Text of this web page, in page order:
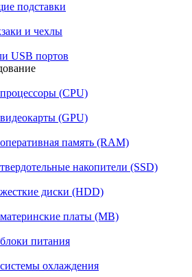
подставки
и чехлы
USB портов
(CPU)
(GPU)
память (RAM)
накопители (SSD)
диски (HDD)
платы (MB)
питания
охлаждения